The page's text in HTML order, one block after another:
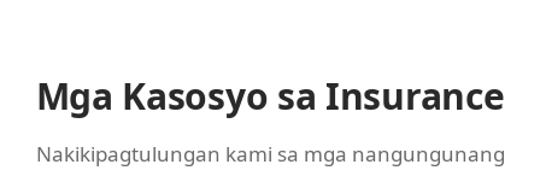
Mga Kasosyo sa Insurance
Nakikipagtulungan kami sa mga nangungunang